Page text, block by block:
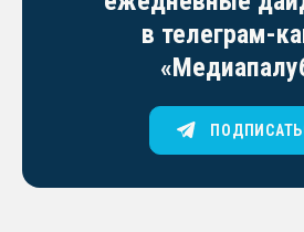
в телеграм-